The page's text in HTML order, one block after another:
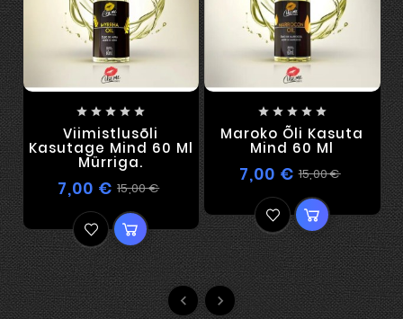
    
Viimistlusõli
Kasutage Mind 60 Ml
Mürriga.
7,00 € 15,00 €
    
Maroko Õli Kasuta
Mind 60 Ml
7,00 € 15,00 €
 